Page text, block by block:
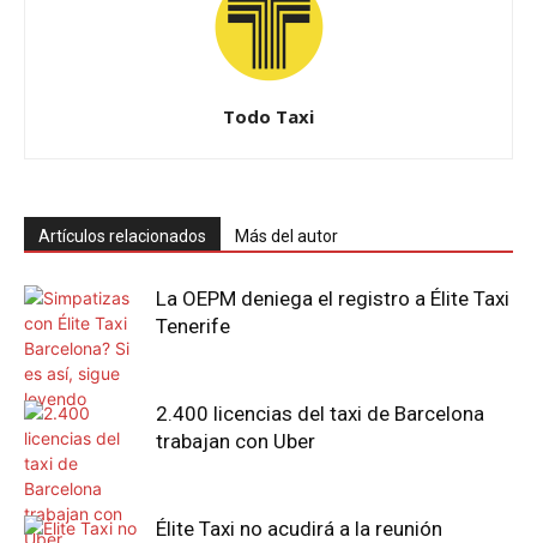
Todo Taxi
Artículos relacionados Más del autor
La OEPM deniega el registro a Élite Taxi
Tenerife
2.400 licencias del taxi de Barcelona
trabajan con Uber
Élite Taxi no acudirá a la reunión